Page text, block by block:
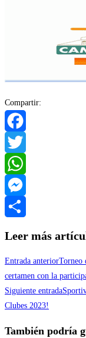
Compartir:
Facebook
Twitter
WhatsApp
Messenger
Leer más
Entrada anteriorTorneo
certamen con la
Siguiente entrada
Clubes 2023!
También podría